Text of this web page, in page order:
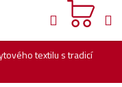
textilu s tradicí
Hledat